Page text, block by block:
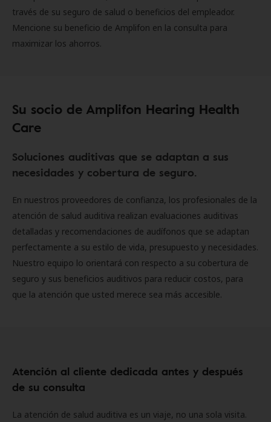
través de su seguro de salud o beneficios del empleador.
Mencione su beneficio de Amplifon en la consulta para
maximizar los ahorros.
Su socio de Amplifon Hearing Health
Care
Soluciones auditivas que se adaptan a sus
necesidades y cobertura de seguro.
En nuestros proveedores de confianza, los profesionales de la
atención de salud auditiva realizan evaluaciones auditivas
detalladas y recomendaciones de audífonos que se adaptan
perfectamente a su estilo de vida, presupuesto y necesidades.
Nuestro equipo lo orientará con respecto a su cobertura de
seguro y sus beneficios auditivos para reducir costos, para
que la atención que usted merece sea más accesible.
Atención al cliente dedicada antes y después
de su consulta
La atención de salud auditiva es un viaje, no una sola visita.